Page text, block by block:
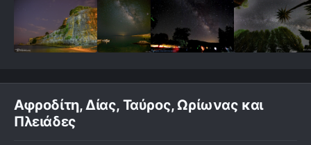
Αφροδίτη, Δίας, Ταύρος, Ωρίωνας και
Πλειάδες